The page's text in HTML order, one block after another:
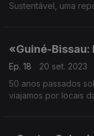
Sustentável, uma
«Guiné-Bissau:
Ep. 18
20 set. 2023
50 anos passados
viajamos por locais